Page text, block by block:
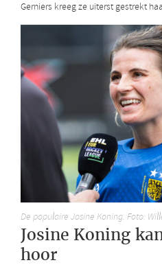
Gerniers kreeg ze uiterst gestrekt
De populaire Josine Koning. Foto:
Josine Koning
hoor